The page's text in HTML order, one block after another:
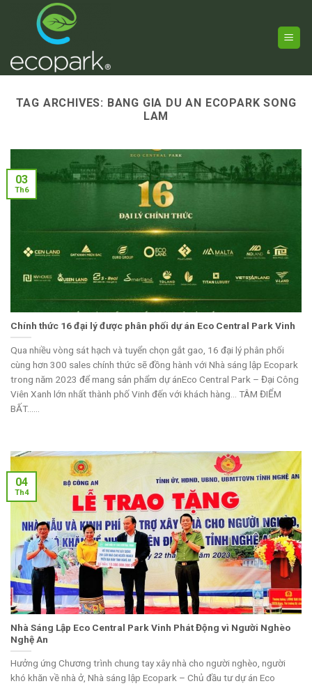
TAG ARCHIVES: BANG GIA DU AN ECOPARK SONG
LAM
Chính thức 16 đại lý được phân phối dự án Eco Central Park Vinh
Qua nhiều vòng sát hạch và tuyển chọn gắt gao, 16 đại lý phân phối
cùng hơn 300 sales chính thức sẽ đồng hành với Nhà sáng lập Ecopark
trong năm 2023 để mang sản phẩm dự ánEco Central Park – Đại Công
Viên Xanh lớn nhất thành phố Vinh đến với khách hàng… TÂM ĐIỂM
BẤT......
03
Th6
Nhà Sáng Lập Eco Central Park Vinh Phát Động vì Người Nghèo
Nghệ An
Hưởng ứng Chương trình chung tay xây nhà cho người nghèo, người
khó khăn về nhà ở, Nhà sáng lập Ecopark – Chủ đầu tư dự án Eco
04
Th4